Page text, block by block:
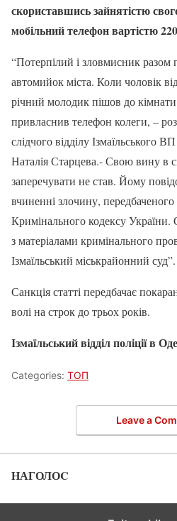
скориставшись зайнятістю
мобільний телефон вартістю
“Потерпілий і зловмисник разом
автомийок міста. Коли чоловік
річний молодик пішов до
привласнив телефон колеги, –
слідчого відділу Ізмаїльського
Наталія Старцева.- Свою вину в
заперечувати не став. Йому
вчиненні злочину,
Кримінального кодексу
з матеріалами кримінального
Ізмаїльський міськрайонний суд”.
Санкція статті передбачає
волі на строк до трьох років.
Ізмаїльський відділ поліції в
Categories: ТОП
Leave a
НАГОЛОC